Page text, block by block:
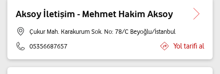
Aksoy İletişim - Mehmet Hakim Aksoy
Çukur Mah. Karakurum Sok. No: 78/C Beyoğlu/İstanbul
05356687657
Yol tarifi al